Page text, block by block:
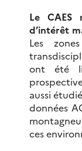
Le CAES
d’intérêt
Les
ont été
aussi
données
ces